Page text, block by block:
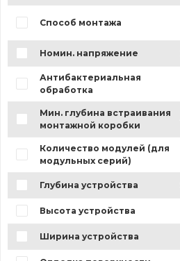
Способ монтажа
Номин. напряжение
Антибактериальная
обработка
Мин. глубина встраивания
монтажной коробки
Количество модулей (для
модульных серий)
Глубина устройства
Высота устройства
Ширина устройства